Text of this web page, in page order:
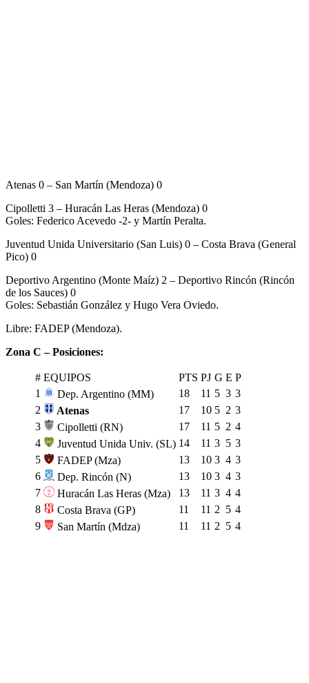
Atenas 0 – San Martín (Mendoza) 0
Cipolletti 3 – Huracán Las Heras (Mendoza) 0
Goles: Federico Acevedo -2- y Martín Peralta.
Juventud Unida Universitario (San Luis) 0 – Costa Brava (General
Pico) 0
Deportivo Argentino (Monte Maíz) 2 – Deportivo Rincón (Rincón
de los Sauces) 0
Goles: Sebastián González y Hugo Vera Oviedo.
Libre: FADEP (Mendoza).
Zona C – Posiciones:
# EQUIPOS PTS PJ G E P
1
Dep. Argentino (MM) 18 11 5 3 3
2
Atenas 17 10 5 2 3
3
Cipolletti (RN) 17 11 5 2 4
4
Juventud Unida Univ. (SL) 14 11 3 5 3
5
FADEP (Mza) 13 10 3 4 3
6
Dep. Rincón (N) 13 10 3 4 3
7
Huracán Las Heras (Mza) 13 11 3 4 4
8
Costa Brava (GP) 11 11 2 5 4
9
San Martín (Mdza) 11 11 2 5 4